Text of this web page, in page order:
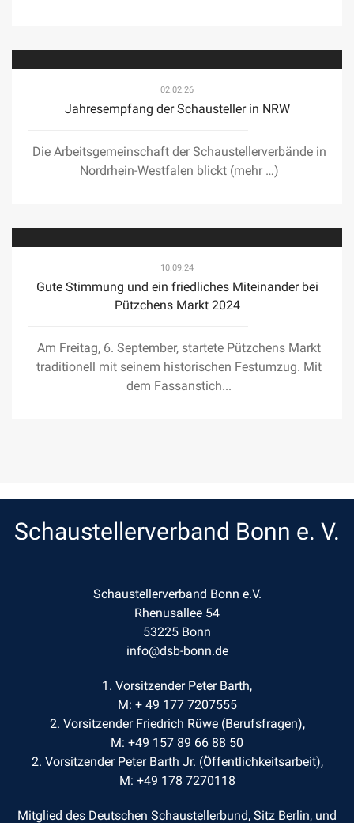
02.02.26
Jahresempfang der Schausteller in NRW
Die Arbeitsgemeinschaft der Schaustellerverbände in
Nordrhein-Westfalen blickt (mehr …)
10.09.24
Gute Stimmung und ein friedliches Miteinander bei
Pützchens Markt 2024
Am Freitag, 6. September, startete Pützchens Markt
traditionell mit seinem historischen Festumzug. Mit
dem Fassanstich...
Schaustellerverband Bonn e. V.
Schaustellerverband Bonn e.V.
Rhenusallee 54
53225 Bonn
info@dsb-bonn.de
1. Vorsitzender Peter Barth,
M: + 49 177 7207555
2. Vorsitzender Friedrich Rüwe (Berufsfragen),
M: +49 157 89 66 88 50
2. Vorsitzender Peter Barth Jr. (Öffentlichkeitsarbeit),
M: +49 178 7270118
Mitglied des Deutschen Schaustellerbund, Sitz Berlin, und